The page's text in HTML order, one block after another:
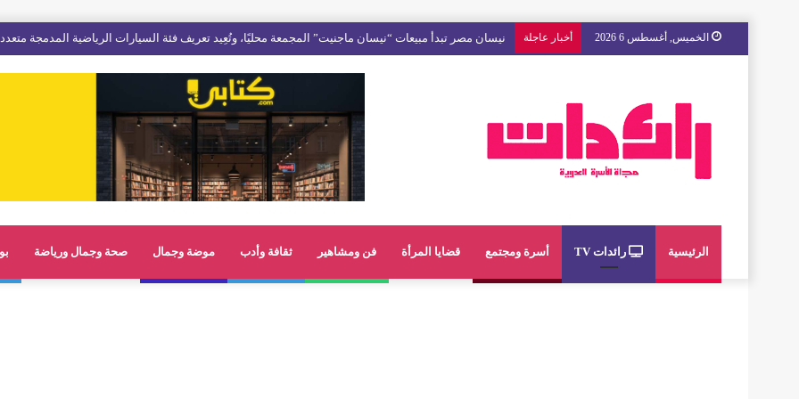
الخميس, أغسطس 6 2026 أخبار عاجلة مع « The Next Ad » ، إنوي يُسند حملته الإعلانية المقبلة إلى الشباب المغربي
الرئيسية رائدات TV أسرة ومجتمع قضايا المرأة فن ومشاهير ثقافة وأدب موضة وجمال صحة وجمال ورياضة